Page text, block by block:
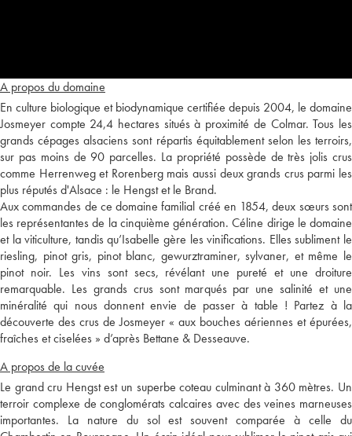
A propos du domaine
En culture biologique et biodynamique certifiée depuis 2004, le domaine
Josmeyer compte 24,4 hectares situés à proximité de Colmar. Tous les
grands cépages alsaciens sont répartis équitablement selon les terroirs,
sur pas moins de 90 parcelles. La propriété possède de très jolis crus
comme Herrenweg et Rorenberg mais aussi deux grands crus parmi les
plus réputés d'Alsace : le Hengst et le Brand.
Aux commandes de ce domaine familial créé en 1854, deux sœurs sont
les représentantes de la cinquième génération. Céline dirige le domaine
et la viticulture, tandis qu’Isabelle gère les vinifications. Elles subliment le
riesling, pinot gris, pinot blanc, gewurztraminer, sylvaner, et même le
pinot noir. Les vins sont secs, révélant une pureté et une droiture
remarquable. Les grands crus sont marqués par une salinité et une
minéralité qui nous donnent envie de passer à table ! Partez à la
découverte des crus de Josmeyer « aux bouches aériennes et épurées,
fraîches et ciselées » d’après Bettane & Desseauve.
A propos de la cuvée
Le grand cru Hengst est un superbe coteau culminant à 360 mètres. Un
terroir complexe de conglomérats calcaires avec des veines marneuses
importantes. La nature du sol est souvent comparée à celle du